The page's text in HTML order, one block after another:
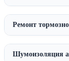
Ремонт
Шумоизоляция